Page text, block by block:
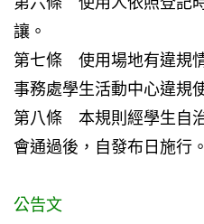
讓。
第七條 使用場地有違規
事務處學生活動中心違規
第八條 本規則經學生自
會通過後，自發布日施行。
公告文